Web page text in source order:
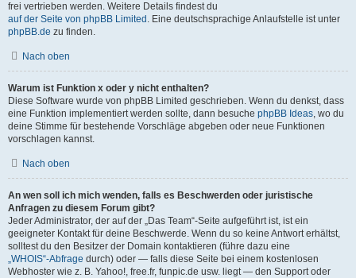
frei vertrieben werden. Weitere Details findest du
auf der Seite von phpBB Limited . Eine deutschsprachige Anlaufstelle ist unter
phpBB.de zu finden.
Nach oben
Warum ist Funktion x oder y nicht enthalten?
Diese Software wurde von phpBB Limited geschrieben. Wenn du denkst, dass
eine Funktion implementiert werden sollte, dann besuche phpBB Ideas, wo du
deine Stimme für bestehende Vorschläge abgeben oder neue Funktionen
vorschlagen kannst.
Nach oben
An wen soll ich mich wenden, falls es Beschwerden oder juristische
Anfragen zu diesem Forum gibt?
Jeder Administrator, der auf der „Das Team“-Seite aufgeführt ist, ist ein
geeigneter Kontakt für deine Beschwerde. Wenn du so keine Antwort erhältst,
solltest du den Besitzer der Domain kontaktieren (führe dazu eine
„WHOIS“-Abfrage durch) oder — falls diese Seite bei einem kostenlosen
Webhoster wie z. B. Yahoo!, free.fr, funpic.de usw. liegt — den Support oder